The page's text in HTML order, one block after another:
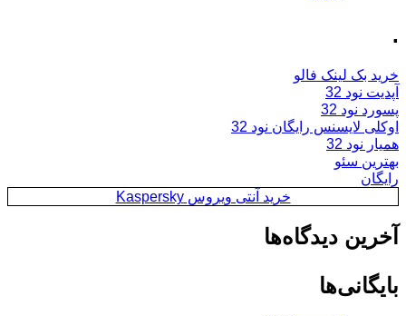
.
خرید بک لینک فالو
آپدیت نود 32
پسورد نود 32
اوکلی لایسنس رایگان نود 32
همیار نود 32
بهترین سئو
رایگان
خرید آنتی ویروس Kaspersky
آخرین دیدگاه‌ها
بایگانی‌ها